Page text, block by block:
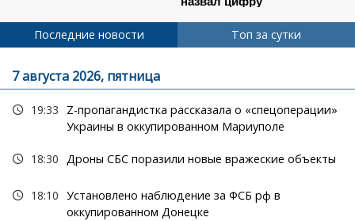
Последние новости Топ за сутки
7 августа 2026, пятница
19:33
Z-пропагандистка рассказала о «спецоперации»
Украины в оккупированном Мариуполе
18:30 Дроны СБС поразили новые вражеские объекты
18:10 Установлено наблюдение за ФСБ рф в
оккупированном Донецке